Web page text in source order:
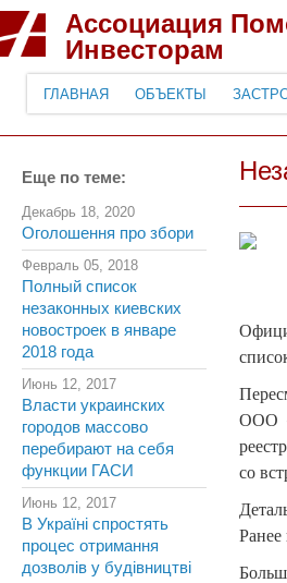
Ассоциация
Инвесторам
ГЛАВНАЯ ОБЪЕКТЫ
Еще по теме:
Декабрь 18, 2020
Оголошення про збори
Февраль 05, 2018
Полный список
незаконных киевских
новостроек в январе
2018 года
Июнь 12, 2017
Власти украинских
городов массово
перебирают на себя
функции ГАСИ
Июнь 12, 2017
В Україні спростять
процес отримання
дозволів у будівництві
ООО
со
Ранее